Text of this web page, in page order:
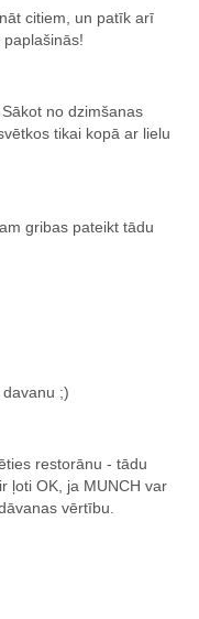
citiem, un patīk arī
no dzimšanas
tikai kopā ar lielu
gribas pateikt tādu
;)
restorānu - tādu
ļoti OK, ja MUNCH var
vērtību.